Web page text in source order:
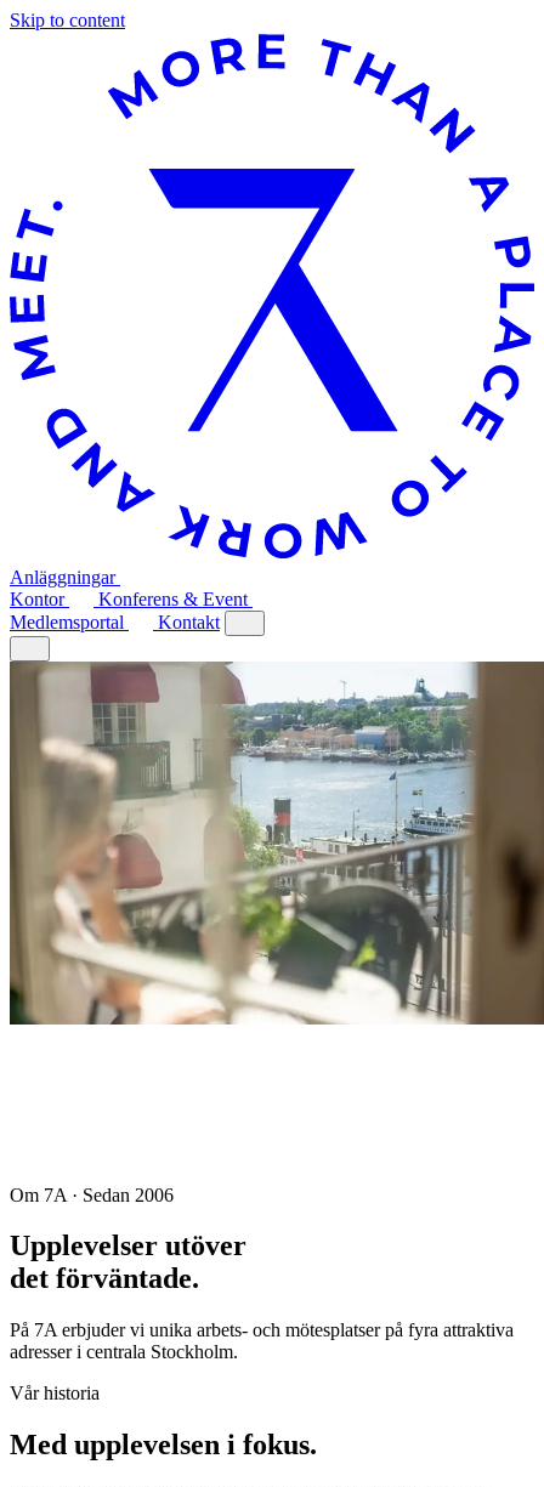
Skip to content
Anläggningar
Kontor
Konferens & Event
Medlemsportal
Kontakt
Om 7A · Sedan 2006
Upplevelser utöver
det förväntade.
På 7A erbjuder vi unika arbets- och mötesplatser på fyra attraktiva
adresser i centrala Stockholm.
Vår historia
Med upplevelsen i fokus.